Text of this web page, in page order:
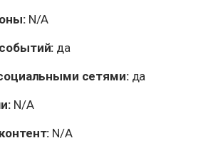
N/A
да
сетями:да
N/A
N/A